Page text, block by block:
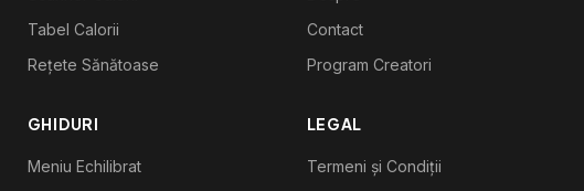
Tabel Calorii
Rețete Sănătoase
GHIDURI
Meniu Echilibrat
Contact
Program Creatori
LEGAL
Termeni și Condiții